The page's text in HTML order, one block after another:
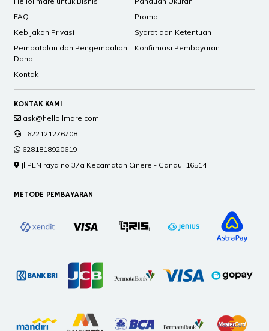
FAQ
Promo
Kebijakan Privasi
Syarat dan Ketentuan
Pembatalan dan Pengembalian
Dana
Konfirmasi Pembayaran
Kontak
KONTAK KAMI
ask@helloilmare.com
+622121276708
6281818920619
Jl PLN raya no 37a Kecamatan Cinere - Gandul 16514
METODE PEMBAYARAN